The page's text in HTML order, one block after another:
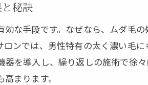
秘訣
な手段です。なぜなら、ムダ毛
ンでは、男性特有の太く濃い毛
を導入し、繰り返しの施術で徐
まります。